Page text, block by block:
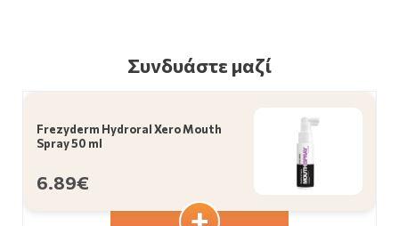
Συνδυάστε μαζί
Frezyderm Hydroral Xero Mouth
Spray 50 ml
6.89€